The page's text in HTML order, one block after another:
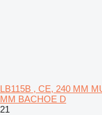
LB115B , CE, 240 MM
MM BACHOE D
21